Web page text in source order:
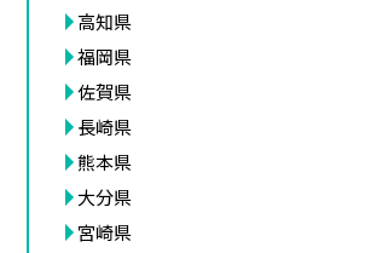
高知県
福岡県
佐賀県
長崎県
熊本県
大分県
宮崎県